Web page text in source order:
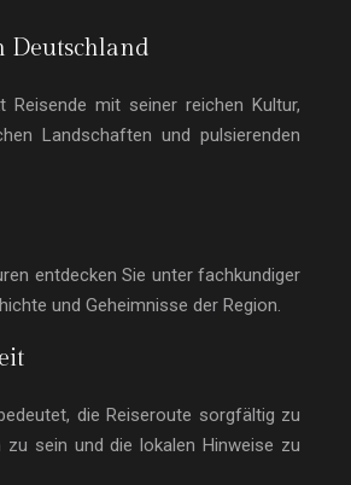
Deutschland
Reisende mit seiner reichen Kultur,
Landschaften und pulsierenden
entdecken Sie unter fachkundiger
und Geheimnisse der Region.
die Reiseroute sorgfältig zu
zu sein und die lokalen Hinweise zu